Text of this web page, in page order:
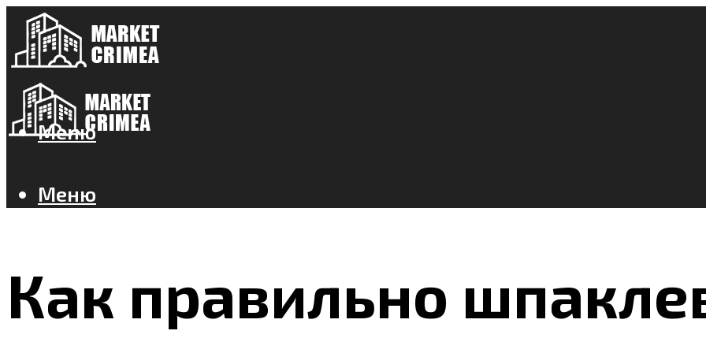
Меню
Меню
Как правильно